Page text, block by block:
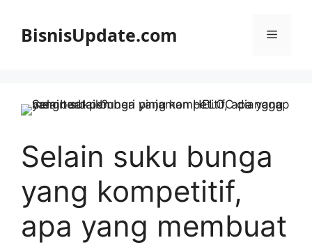
BisnisUpdate.com Menu
Selain suku bunga
yang kompetitif,
apa yang membuat